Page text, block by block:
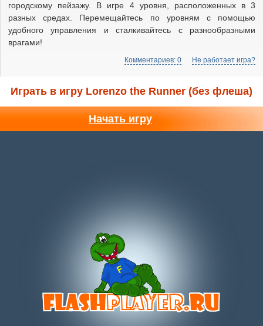
городскому пейзажу. В игре 4 уровня, расположенных в 3
разных средах. Перемещайтесь по уровням с помощью
удобного управления и сталкивайтесь с разнообразными
врагами!
Комментариев: 0 Не работает игра?
Играть в игру Lorenzo the Runner (без флеша)
Начать игру